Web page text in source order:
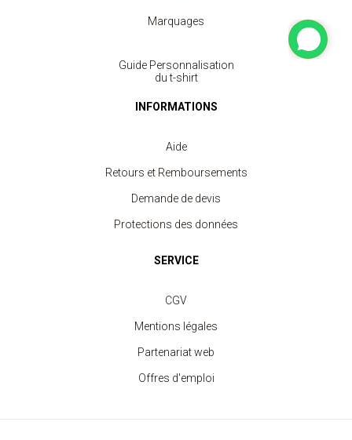
Marquages
Guide Personnalisation
du t-shirt
INFORMATIONS
Aide
Retours et Remboursements
Demande de devis
Protections des données
SERVICE
CGV
Mentions légales
Partenariat web
Offres d'emploi